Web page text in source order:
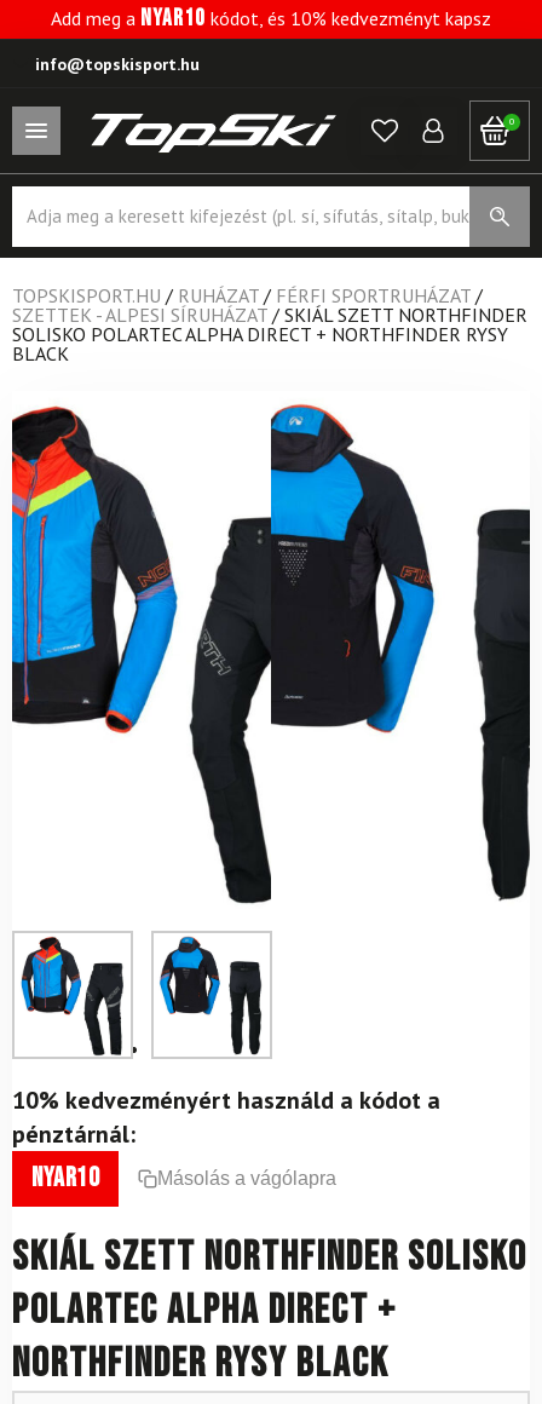
Add meg a NYAR10 kódot, és 10% kedvezményt kapsz
info@topskisport.hu
0
search
TOPSKISPORT.HU / RUHÁZAT / FÉRFI SPORTRUHÁZAT /
SZETTEK - ALPESI SÍRUHÁZAT / SKIÁL SZETT NORTHFINDER
SOLISKO POLARTEC ALPHA DIRECT + NORTHFINDER RYSY
BLACK
10% kedvezményért használd a kódot a
pénztárnál:
nyar10 Másolás a vágólapra
Skiál szett NORTHFINDER Solisko
Polartec Alpha Direct +
NORTHFINDER Rysy Black